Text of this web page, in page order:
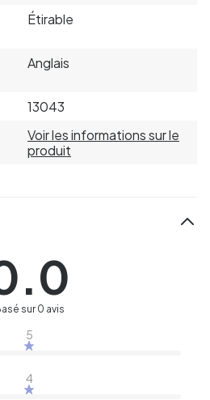
Étirable
Anglais
13043
Voir les informations sur le
produit
sur 0 avis
5
4